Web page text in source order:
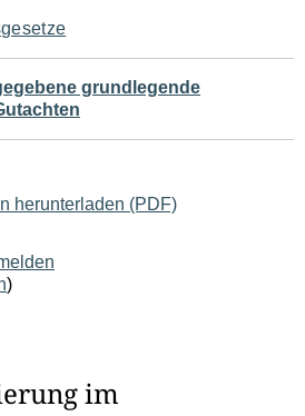
grundlegende
herunterladen (PDF)
)
im